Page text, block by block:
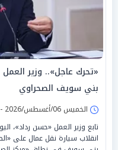
«تحرك عاجل».. وزير
بني سويف الصحراوي
الخميس 06/أغسطس/2026 - 07:39 م
تابع وزير العمل «حسن رداد»،
انقلاب سيارة نقل عمال على